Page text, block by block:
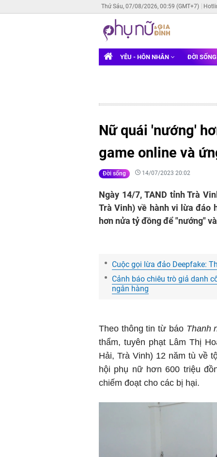
Thứ Sáu, 07/08/2026, 00:59 (GMT+7)
YÊU - HÔN NHÂN ĐỜI
Nữ quái 'nướng'
game online và
Đời sống 14/07/2023 20:02
Ngày 14/7, TAND tỉnh Trà
Trà Vinh) về hành vi lừa đáo
hơn nửa tỷ đồng để "nướng"
Cuộc gọi lừa đảo Deepfake:
Cảnh báo chiêu trò giả danh
ngân hàng
Theo thông tin từ báo Thanh
thẩm, tuyên phạt Lâm Thị
Hải, Trà Vinh) 12 năm tù về
hội phụ nữ hơn 600 triệu
chiếm đoạt cho các bị hại.